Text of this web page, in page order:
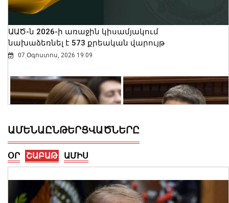
ԱԱԾ-ն 2026-ի առաջին կիսամյակում
նախաձեռնել է 573 քրեական վարույթ
07 Օգոստոս, 2026 19:09
ԱՄԵՆԱԸՆԹԵՐՑՎԱԾՆԵՐԸ
ՕՐ ՇԱԲԱԹ ԱՄԻՍ